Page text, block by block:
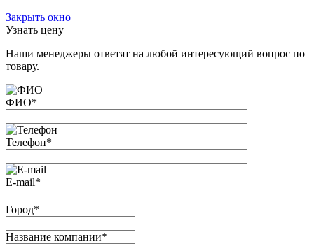
Закрыть окно
Узнать цену
Наши менеджеры ответят на любой интересующий вопрос по
товару.
ФИО*
Телефон*
E-mail*
Город*
Название компании*